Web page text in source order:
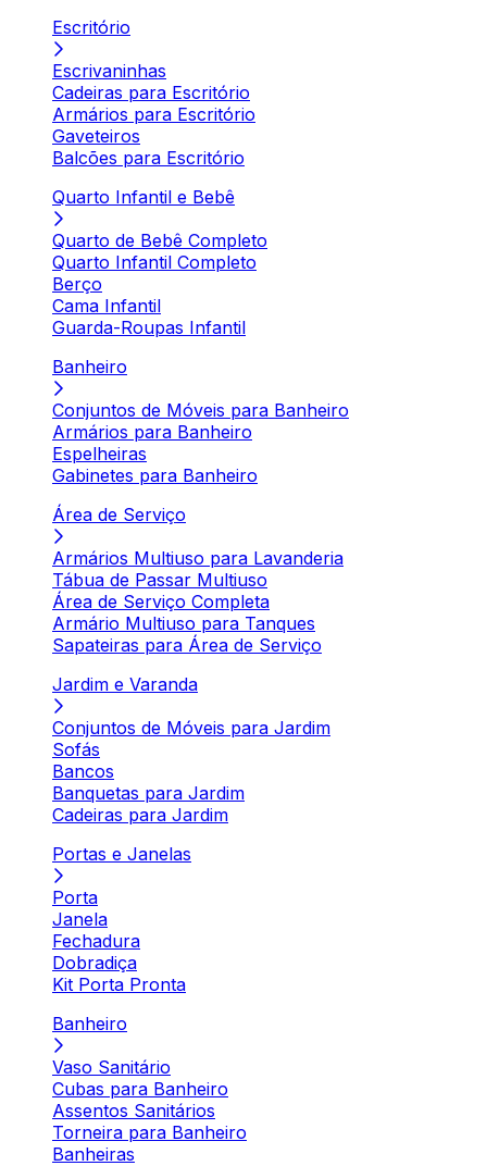
Escritório
Escrivaninhas
Cadeiras para Escritório
Armários para Escritório
Gaveteiros
Balcões para Escritório
Quarto Infantil e Bebê
Quarto de Bebê Completo
Quarto Infantil Completo
Berço
Cama Infantil
Guarda-Roupas Infantil
Banheiro
Conjuntos de Móveis para Banheiro
Armários para Banheiro
Espelheiras
Gabinetes para Banheiro
Área de Serviço
Armários Multiuso para Lavanderia
Tábua de Passar Multiuso
Área de Serviço Completa
Armário Multiuso para Tanques
Sapateiras para Área de Serviço
Jardim e Varanda
Conjuntos de Móveis para Jardim
Sofás
Bancos
Banquetas para Jardim
Cadeiras para Jardim
Portas e Janelas
Porta
Janela
Fechadura
Dobradiça
Kit Porta Pronta
Banheiro
Vaso Sanitário
Cubas para Banheiro
Assentos Sanitários
Torneira para Banheiro
Banheiras